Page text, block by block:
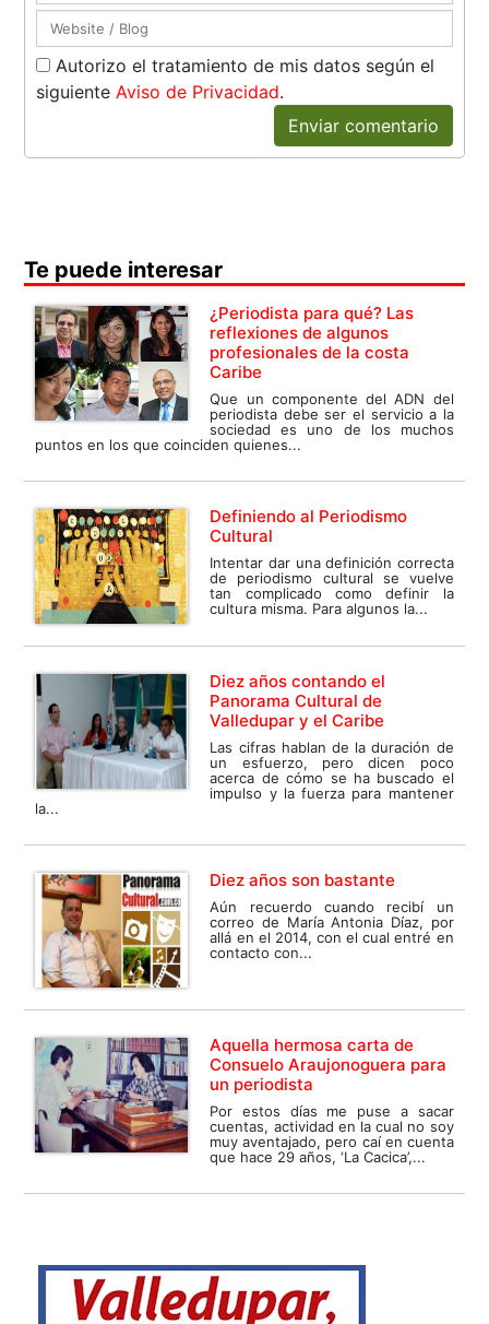
Autorizo el tratamiento de mis datos según el
siguiente Aviso de Privacidad.
Enviar comentario
Te puede interesar
¿Periodista para qué? Las
reflexiones de algunos
profesionales de la costa
Caribe
Que un componente del ADN del
periodista debe ser el servicio a la
sociedad es uno de los muchos
puntos en los que coinciden quienes...
Definiendo al Periodismo
Cultural
Intentar dar una definición correcta
de periodismo cultural se vuelve
tan complicado como definir la
cultura misma. Para algunos la...
Diez años contando el
Panorama Cultural de
Valledupar y el Caribe
Las cifras hablan de la duración de
un esfuerzo, pero dicen poco
acerca de cómo se ha buscado el
impulso y la fuerza para mantener
la...
Diez años son bastante
Aún recuerdo cuando recibí un
correo de María Antonia Díaz, por
allá en el 2014, con el cual entré en
contacto con...
Aquella hermosa carta de
Consuelo Araujonoguera para
un periodista
Por estos días me puse a sacar
cuentas, actividad en la cual no soy
muy aventajado, pero caí en cuenta
que hace 29 años, ‘La Cacica’,...